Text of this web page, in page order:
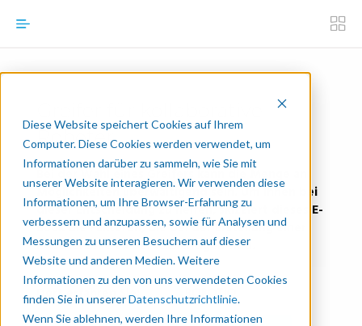
Diese Website speichert Cookies auf Ihrem
Computer. Diese Cookies werden verwendet, um
Informationen darüber zu sammeln, wie Sie mit
unserer Website interagieren. Wir verwenden diese
Informationen, um Ihre Browser-Erfahrung zu
verbessern und anzupassen, sowie für Analysen und
Messungen zu unseren Besuchern auf dieser
Website und anderen Medien. Weitere
Informationen zu den von uns verwendeten Cookies
finden Sie in unsererDatenschutzrichtlinie.
Wenn Sie ablehnen, werden Ihre Informationen
Roboter
Bei der Wahl eines Greifers kann die Menge an
Möglichkeiten überwältigend sein. Um Ihnen bei
dieser Entscheidung zu helfen, skizziert dieses E-
Book die Faktoren, die bei der Erstellung einer
Roboterzelle zu berücksichtigen sind.
Dort erfahren Sie: